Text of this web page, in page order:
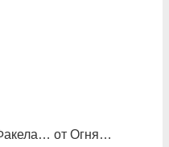
от Огня…